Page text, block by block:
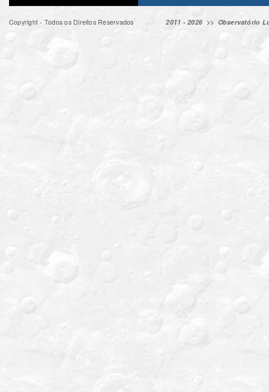
Copyright - Todos os Direitos Reservados 2011 - 2026 >> Observatório